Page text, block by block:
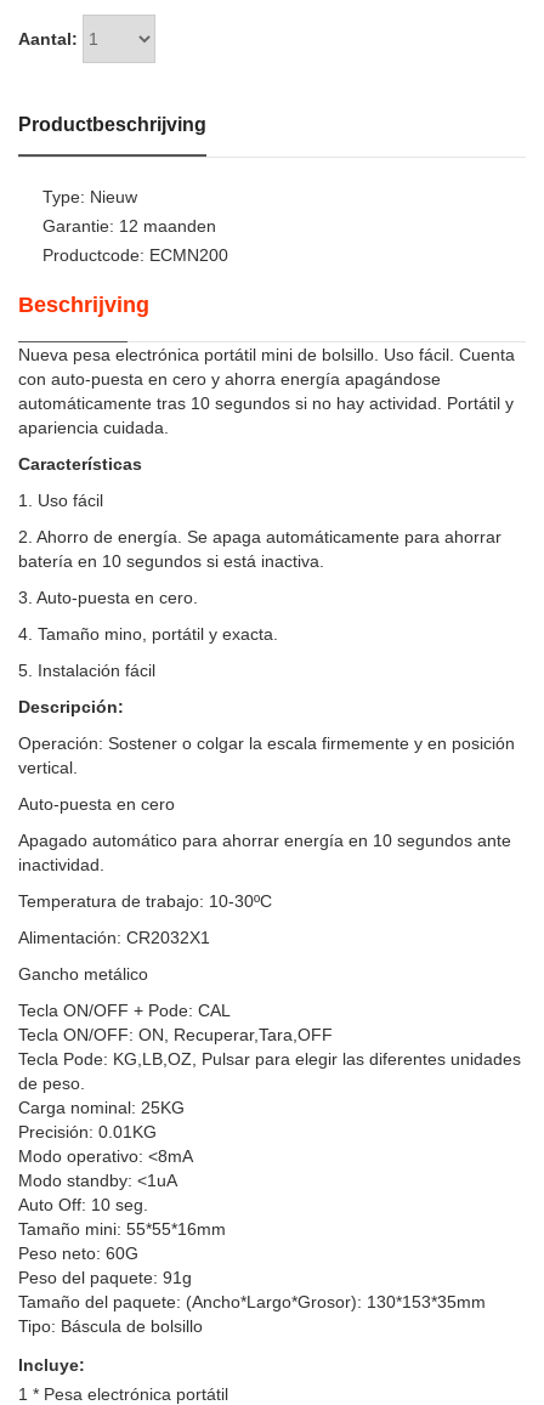
Aantal:
Productbeschrijving
Type: Nieuw
Garantie: 12 maanden
Productcode: ECMN200
Beschrijving
Nueva pesa electrónica portátil mini de bolsillo. Uso fácil. Cuenta
con auto-puesta en cero y ahorra energía apagándose
automáticamente tras 10 segundos si no hay actividad. Portátil y
apariencia cuidada.
Características
1. Uso fácil
2. Ahorro de energía. Se apaga automáticamente para ahorrar
batería en 10 segundos si está inactiva.
3. Auto-puesta en cero.
4. Tamaño mino, portátil y exacta.
5. Instalación fácil
Descripción:
Operación: Sostener o colgar la escala firmemente y en posición
vertical.
Auto-puesta en cero
Apagado automático para ahorrar energía en 10 segundos ante
inactividad.
Temperatura de trabajo: 10-30ºC
Alimentación: CR2032X1
Gancho metálico
Tecla ON/OFF + Pode: CAL
Tecla ON/OFF: ON, Recuperar,Tara,OFF
Tecla Pode: KG,LB,OZ, Pulsar para elegir las diferentes unidades
de peso.
Carga nominal: 25KG
Precisión: 0.01KG
Modo operativo: <8mA
Modo standby: <1uA
Auto Off: 10 seg.
Tamaño mini: 55*55*16mm
Peso neto: 60G
Peso del paquete: 91g
Tamaño del paquete: (Ancho*Largo*Grosor): 130*153*35mm
Tipo: Báscula de bolsillo
Incluye:
1 * Pesa electrónica portátil